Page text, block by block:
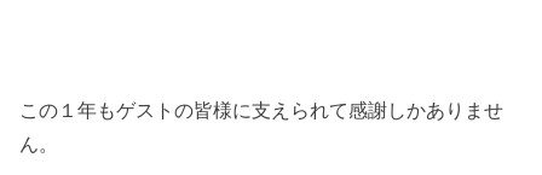
この１年もゲストの皆様に支えられて感謝しかありませ
ん。